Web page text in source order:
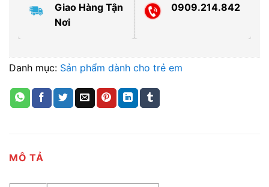
Giao Hàng Tận
Nơi
0909.214.842
Danh mục: Sản phẩm dành cho trẻ em
MÔ TẢ